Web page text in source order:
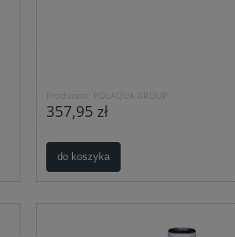
Producent: POLAQUA GROUP
357,95 zł
do koszyka